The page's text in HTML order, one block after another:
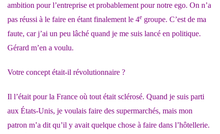
ambition pour l’entreprise et probablement pour notre ego. On n’a
pas réussi à le faire en étant finalement le 4e groupe. C’est de ma
faute, car j’ai un peu lâché quand je me suis lancé en politique.
Gérard m’en a voulu.
Votre concept était-il révolutionnaire ?
Il l’était pour la France où tout était sclérosé. Quand je suis parti
aux États-Unis, je voulais faire des supermarchés, mais mon
patron m’a dit qu’il y avait quelque chose à faire dans l’hôtellerie.